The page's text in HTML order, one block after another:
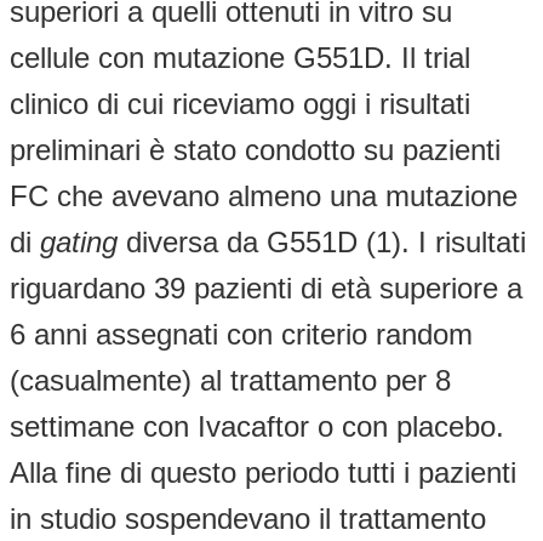
superiori a quelli ottenuti in vitro su
cellule con mutazione G551D. Il trial
clinico di cui riceviamo oggi i risultati
preliminari è stato condotto su pazienti
FC che avevano almeno una mutazione
di gating diversa da G551D (1). I risultati
riguardano 39 pazienti di età superiore a
6 anni assegnati con criterio random
(casualmente) al trattamento per 8
settimane con Ivacaftor o con placebo.
Alla fine di questo periodo tutti i pazienti
in studio sospendevano il trattamento